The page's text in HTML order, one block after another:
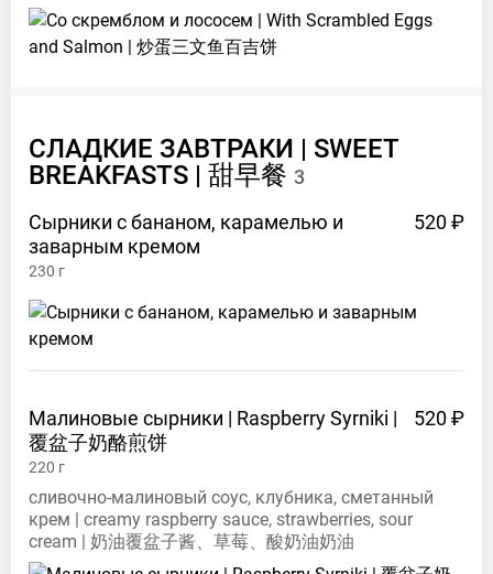
СЛАДКИЕ ЗАВТРАКИ | SWEET
BREAKFASTS | 甜早餐 3
Сырники с бананом, карамелью и
заварным кремом
520 ₽
230 г
Малиновые сырники | Raspberry Syrniki |
覆盆子奶酪煎饼
520 ₽
220 г
сливочно-малиновый соус, клубника, сметанный
крем | creamy raspberry sauce, strawberries, sour
cream | 奶油覆盆子酱、草莓、酸奶油奶油